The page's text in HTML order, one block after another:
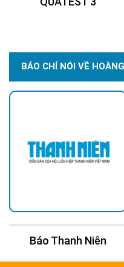
BÁO CHÍ NÓI VỀ
Báo Thanh Niên